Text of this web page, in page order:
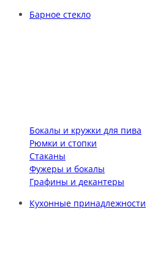
Барное стекло
Бокалы и кружки для пива
Рюмки и стопки
Стаканы
Фужеры и бокалы
Графины и декантеры
Кухонные принадлежности